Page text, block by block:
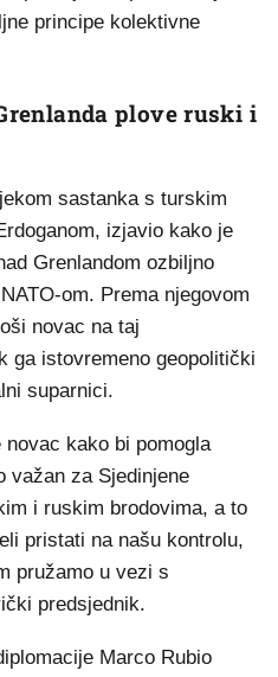
principe kolektivne
plove ruski i
sastanka s turskim
izjavio kako je
Grenlandom ozbiljno
om. Prema njegovom
novac na taj
ga istovremeno geopolitički
suparnici.
kako bi pomogla
važan za Sjedinjene
i ruskim brodovima, a to
pristati na našu kontrolu,
pružamo u vezi s
predsjednik.
Marco Rubio